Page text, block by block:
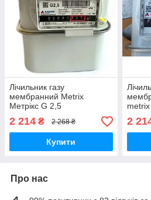
Лічильник газу
мембранний Metrix
Метрікс G 2,5
2 214 ₴ 2 268 ₴
Купити
metrix
2
Про нас